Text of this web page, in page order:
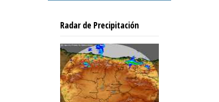
Radar de Precipitación